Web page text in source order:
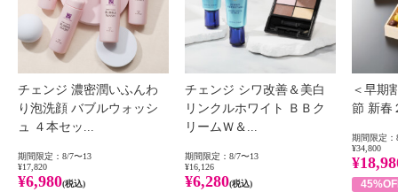
チェンジ 濃密潤いふんわ
り泡洗顔 バブルウォッシ
ュ ４本セッ...
期間限定：8/7〜13
¥17,820
¥6,980(税込)
チェンジ シワ改善＆美白
リンクルホワイト ＢＢク
リームＷ＆...
期間限定：8/7〜13
¥16,126
¥6,280(税込)
＜早期
節 新春
期間限定：
¥34,800